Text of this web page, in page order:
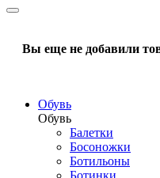
Вы еще не добавили
Обувь
Обувь
Балетки
Босоножки
Ботильоны